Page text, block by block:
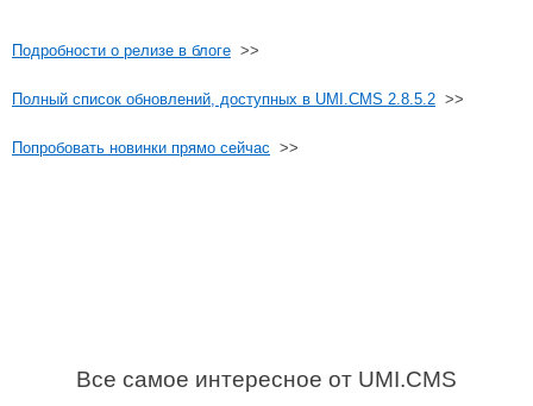
Подробности о релизе в блоге >>
Полный список обновлений, доступных в UMI.CMS 2.8.5.2 >>
Попробовать новинки прямо сейчас >>
Все самое интересное от UMI.CMS